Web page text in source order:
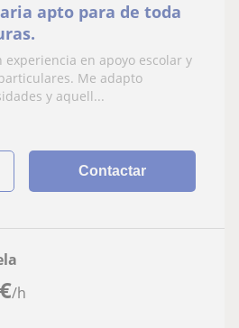
apto para de toda
en apoyo escolar y
Me adapto
y aquell...
Contactar
€/h